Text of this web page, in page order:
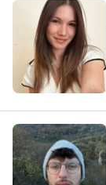
C
L